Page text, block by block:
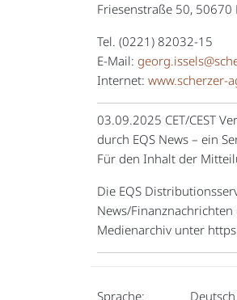
Friesenstraße 50, 50670
Tel. (0221) 82032-15
E-Mail:
Internet: www.scherzer-
03.09.2025 CET/CEST
durch EQS News – ein
Für den Inhalt der
Die EQS
News/
Medienarchiv unter
Sprache: Deutsch